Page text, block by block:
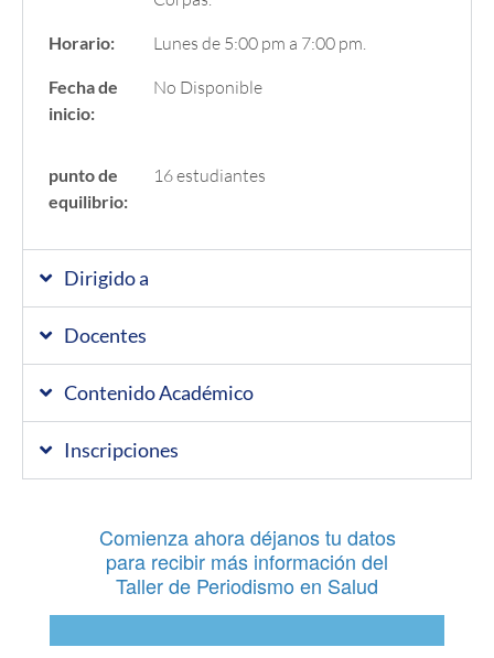
Horario: Lunes de 5:00 pm a 7:00 pm.
Fecha de
inicio:
No Disponible
punto de
equilibrio:
16 estudiantes
Dirigido a
Docentes
Contenido Académico
Inscripciones